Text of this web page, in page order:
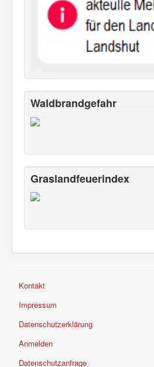
Waldbrandgefahr
Graslandfeuerindex
Kontakt
Impressum
Datenschutzerklärung
Anmelden
Datenschutzanfrage